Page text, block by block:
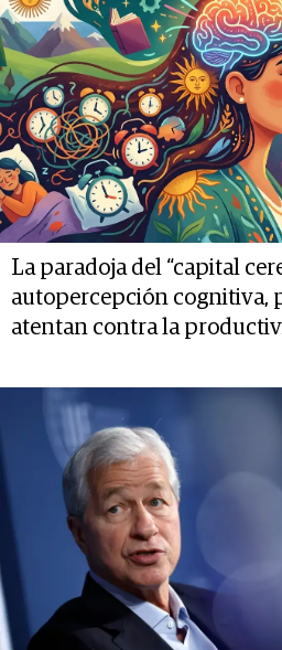
La paradoja del “capital
autopercepción cognitiva,
atentan contra la